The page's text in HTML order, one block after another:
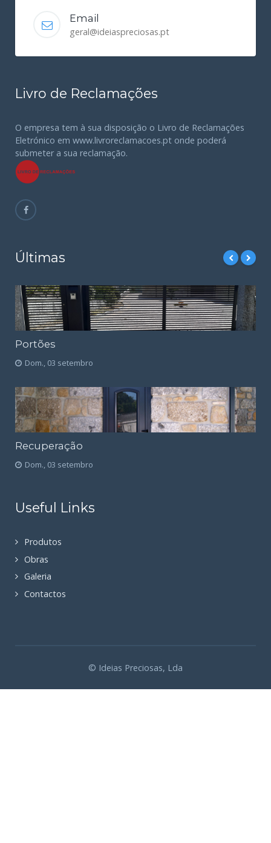
Email
geral@ideiaspreciosas.pt
Livro de Reclamações
O empresa tem à sua disposição o Livro de Reclamações
Eletrónico em www.livroreclamacoes.pt onde poderá
submeter a sua reclamação.
Últimas
Portões
Dom., 03 setembro
Recuperação
Dom., 03 setembro
Useful Links
Produtos
Obras
Galeria
Contactos
© Ideias Preciosas, Lda